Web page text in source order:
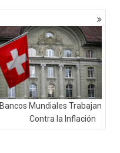
Bancos Mundiales Trabajan
Contra la Inflación